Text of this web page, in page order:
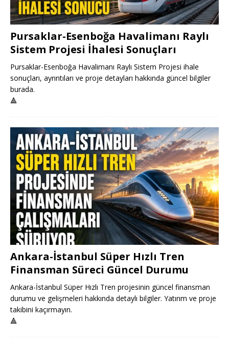
Pursaklar-Esenboğa Havalimanı Raylı
Sistem Projesi İhalesi Sonuçları
Pursaklar-Esenboğa Havalimanı Raylı Sistem Projesi ihale
sonuçları, ayrıntıları ve proje detayları hakkında güncel bilgiler
burada.
🔺
Ankara-İstanbul Süper Hızlı Tren
Finansman Süreci Güncel Durumu
Ankara-İstanbul Süper Hızlı Tren projesinin güncel finansman
durumu ve gelişmeleri hakkında detaylı bilgiler. Yatırım ve proje
takibini kaçırmayın.
🔺